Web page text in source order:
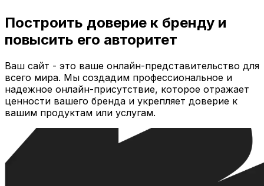
Построить доверие к бренду и
повысить его авторитет
Ваш сайт - это ваше онлайн-представительство для
всего мира. Мы создадим профессиональное и
надежное онлайн-присутствие, которое отражает
ценности вашего бренда и укрепляет доверие к
вашим продуктам или услугам.